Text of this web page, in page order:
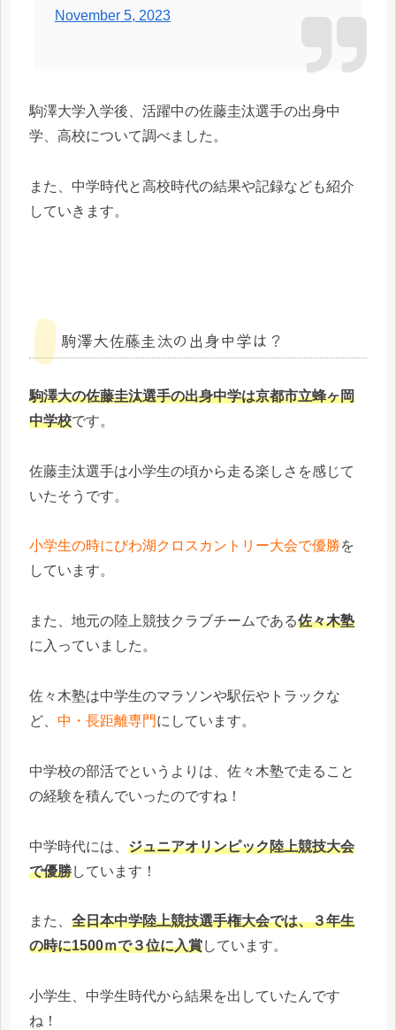
November 5, 2023
駒澤大学入学後、活躍中の佐藤圭汰選手の出身中
学、高校について調べました。
また、中学時代と高校時代の結果や記録なども紹介
していきます。
駒澤大佐藤圭汰の出身中学は？
駒澤大の佐藤圭汰選手の出身中学は京都市立蜂ヶ岡
中学校です。
佐藤圭汰選手は小学生の頃から走る楽しさを感じて
いたそうです。
小学生の時にびわ湖クロスカントリー大会で優勝を
しています。
また、地元の陸上競技クラブチームである佐々木塾
に入っていました。
佐々木塾は中学生のマラソンや駅伝やトラックな
ど、 中・長距離専門にしています。
中学校の部活でというよりは、佐々木塾で走ること
の経験を積んでいったのですね！
中学時代には、 ジュニアオリンピック陸上競技大会
で優勝しています！
また、 全日本中学陸上競技選手権大会では、３年生
の時に1500ｍで３位に入賞しています。
小学生、中学生時代から結果を出していたんです
ね！